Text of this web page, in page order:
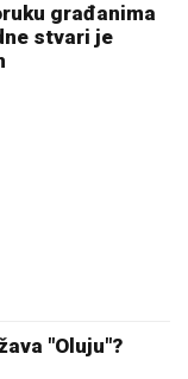
građanima
stvari je
"Oluju"?